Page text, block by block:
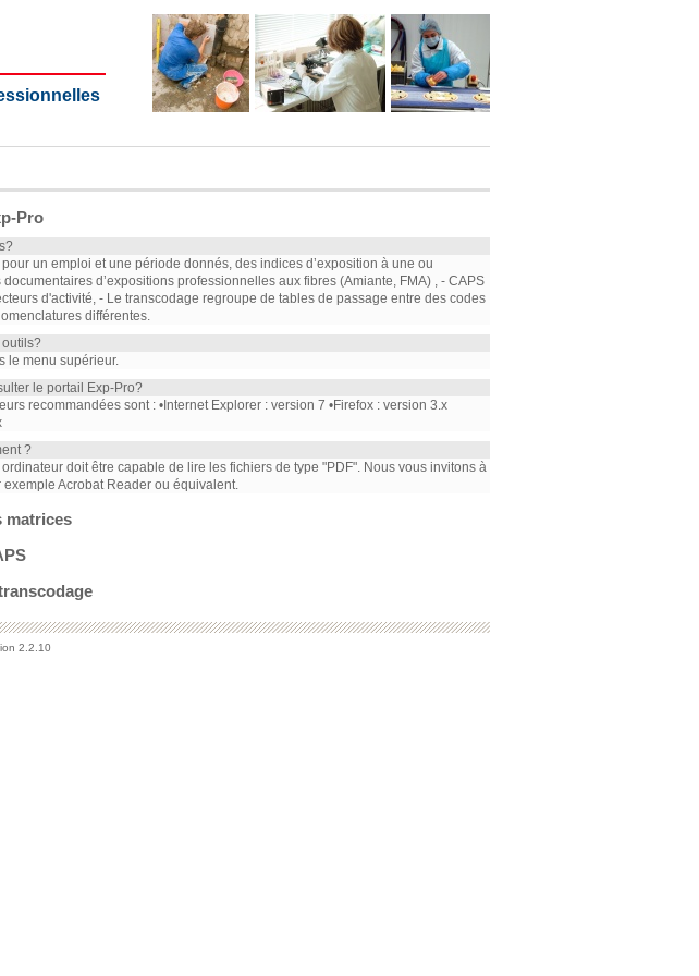
Pro
un emploi et une période donnés, des indices d’exposition à une ou
d’expositions professionnelles aux fibres (Amiante, FMA) , - CAPS
d'activité, - Le transcodage regroupe de tables de passage entre des codes
différentes.
outils?
le menu supérieur.
le portail Exp-Pro?
recommandées sont : •Internet Explorer : version 7 •Firefox : version 3.x
?
doit être capable de lire les fichiers de type "PDF". Nous vous invitons à
Acrobat Reader ou équivalent.
matrices
2.2.10